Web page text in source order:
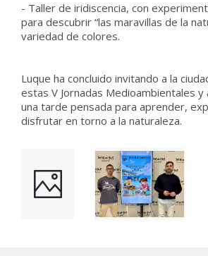
- Taller de iridiscencia, con
para descubrir “las maravillas de la
variedad de colores.
Luque ha concluido invitando a la
estas V Jornadas Medioambientales y
una tarde pensada para aprender,
disfrutar en torno a la naturaleza.